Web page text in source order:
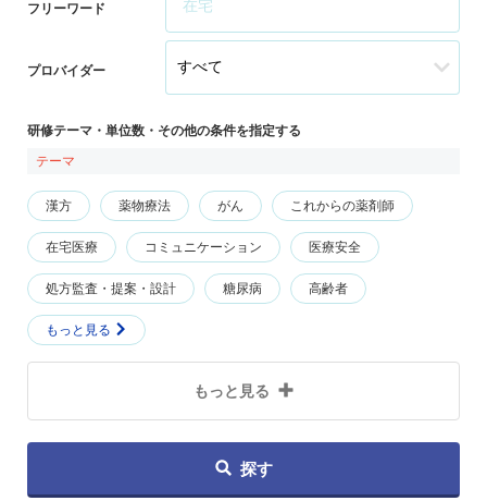
フリーワード
プロバイダー
研修テーマ・単位数・その他の条件を指定する
テーマ
漢方 薬物療法 がん これからの薬剤師
在宅医療 コミュニケーション 医療安全
処方監査・提案・設計 糖尿病 高齢者
もっと見る
もっと見る
探す